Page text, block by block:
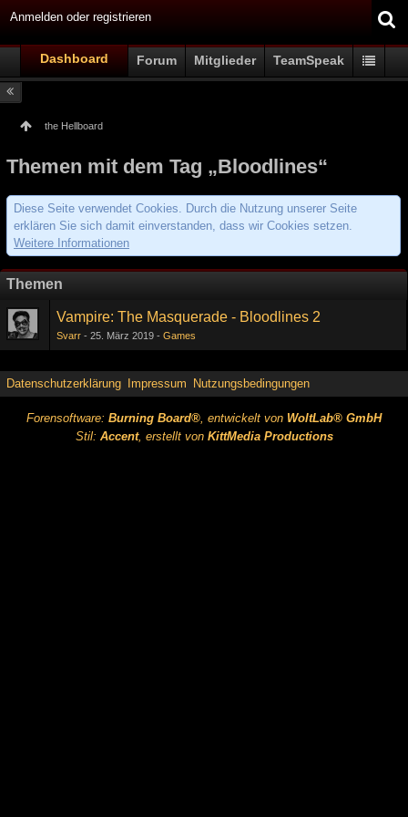
Anmelden oder registrieren
Dashboard Forum Mitglieder TeamSpeak
the Hellboard
Themen mit dem Tag „Bloodlines“
Diese Seite verwendet Cookies. Durch die Nutzung unserer Seite
erklären Sie sich damit einverstanden, dass wir Cookies setzen.
Weitere Informationen
Themen
Vampire: The Masquerade - Bloodlines 2
Svarr 25. März 2019 Games
Datenschutzerklärung Impressum Nutzungsbedingungen
Forensoftware: Burning Board®, entwickelt von WoltLab® GmbH
Stil: Accent, erstellt von KittMedia Productions